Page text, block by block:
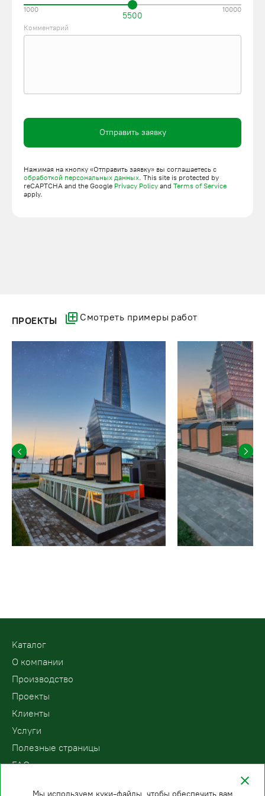
Санкт-Петербурге можно в компании ПодъемЛифт. В
наличии модификации разной грузоподъемности на 2, 4 и 8
5500
1000 10000
Комментарий
Отправить заявку
Нажимая на кнопку «Отправить заявку» вы соглашаетесь с
обработкой персональных данных. This site is protected by
reCAPTCHA and the Google Privacy Policy and Terms of Service
apply.
ПРОЕКТЫ Смотреть примеры работ
Kаталог
О компании
Производство
Проекты
Клиенты
Услуги
Полезные страницы
FAQ
Мы используем куки-файлы, чтобы обеспечить вам